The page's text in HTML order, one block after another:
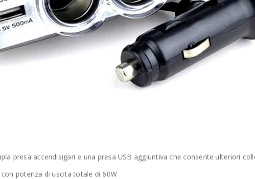
presa accendisigari e una presa USB aggiuntiva che consente ulteriori
potenza di uscita totale di 60W